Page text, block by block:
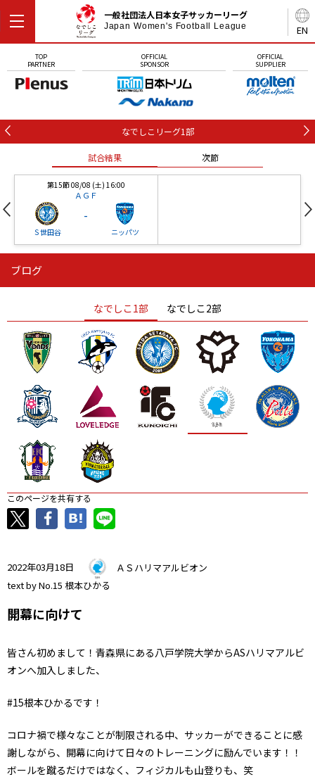
EN
一般社団法人日本女子サッカーリーグ
Japan Women's Football League
TOP
PARTNER
OFFICIAL
SPONSOR
OFFICIAL
SUPPLIER
なでしこリーグ1部
試合結果 次節
第15節 08/08 (土) 16:00
ＡＧＦ
Ｓ世田谷
-
ニッパツ
ニッパツ
ニッパツ 名古屋
石人の星
静岡 愛媛Ｌ
ブログ
なでしこ1部 なでしこ2部
このページを共有する
2022年03月18日
ＡＳハリマアルビオン
text by No.15 根本ひかる
開幕に向けて
皆さん初めまして！青森県にある八戸学院大学からASハリマアルビ
オンへ加入しました、
#15根本ひかるです！
コロナ禍で様々なことが制限される中、サッカーができることに感
謝しながら、開幕に向けて日々のトレーニングに励んでいます！！
ボールを蹴るだけではなく、フィジカルも山登りも、笑